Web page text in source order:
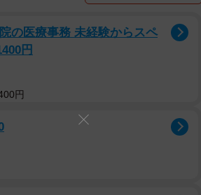
の医療事務 未経験からスペ
円
円